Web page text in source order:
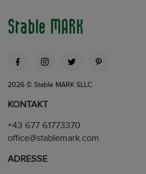
Stable MARK
2026 © Stable MARK SLLC
KONTAKT
+43 677 61773370
office@stablemark.com
ADRESSE